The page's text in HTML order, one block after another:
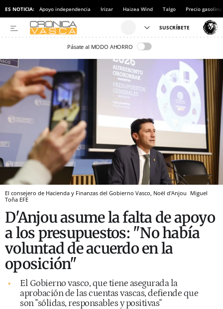
ES NOTICIA: Apoyo independencia Irizar Haizea Wind Talgo Precio gasolina
Pásate al MODO AHORRO
El consejero de Hacienda y Finanzas del Gobierno Vasco, Noël d'Anjou Miguel
Toña EFE
D'Anjou asume la falta de apoyo
a los presupuestos: "No había
voluntad de acuerdo en la
oposición"
El Gobierno vasco, que tiene asegurada la
aprobación de las cuentas vascas, defiende que
son "sólidas, responsables y positivas"